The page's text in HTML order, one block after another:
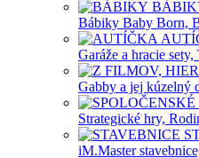
Bábiky Baby Born,
Garáže a hracie sety,
Gabby a jej kúzelný
Strategické hry,
iM.Master